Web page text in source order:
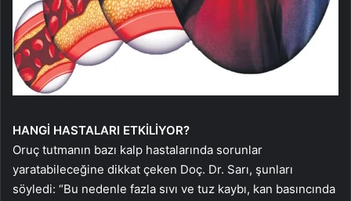
HANGİ HASTALARI ETKİLİYOR?
Oruç tutmanın bazı kalp hastalarında sorunlar
yaratabileceğine dikkat çeken Doç. Dr. Sarı, şunları
söyledi: “Bu nedenle fazla sıvı ve tuz kaybı, kan basıncında